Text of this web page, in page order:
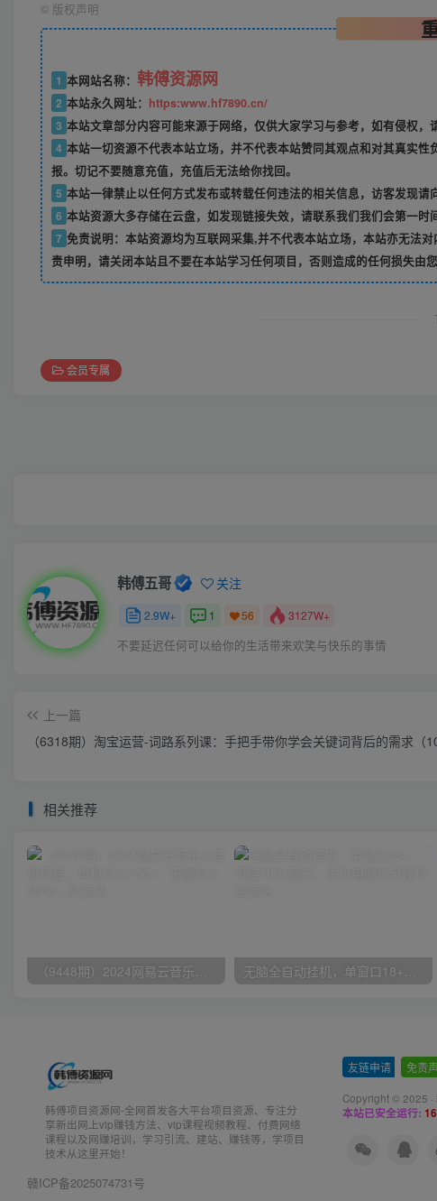
© 版权声明
1 本网站名称： 韩傅资源网
2 本站永久网址： https:www.hf7890.cn/
3 本站文章部分内容可能来源于网络，仅供大家学习与参考，如有侵权，
4 本站一切资源不代表本站立场，并不代表本站赞同其观点和对其真实
报。切记不要随意充值，充值后无法给你找回。
5 本站一律禁止以任何方式发布或转载任何违法的相关信息，访客发现请
6 本站资源大多存储在云盘，如发现链接失效，请联系我们我们会第一时
7 免责说明：本站资源均为互联网采集,并不代表本站立场，本站亦无法
责申明，请关闭本站且不要在本站学习任何项目，否则造成的任何损失由您
会员专属
韩傅五哥 关注
2.9W+ 1 56 3127W+
不要延迟任何可以给你的生活带来欢笑与快乐的事情
上一篇
（6318期）淘宝运营-词路系列课：手把手带你学会关键词背后的需求（10
相关推荐
韩傅项目资源网-全网首发各大平台项目资源、专注分
享新出网上vip赚钱方法、vip课程视频教程、付费网络
课程以及网赚培训，学习引流、建站、赚钱等，学项目
技术从这里开始！
友链申请 免责
Copyright © 2025 ·
本站已安全运行:
赣ICP备2025074731号